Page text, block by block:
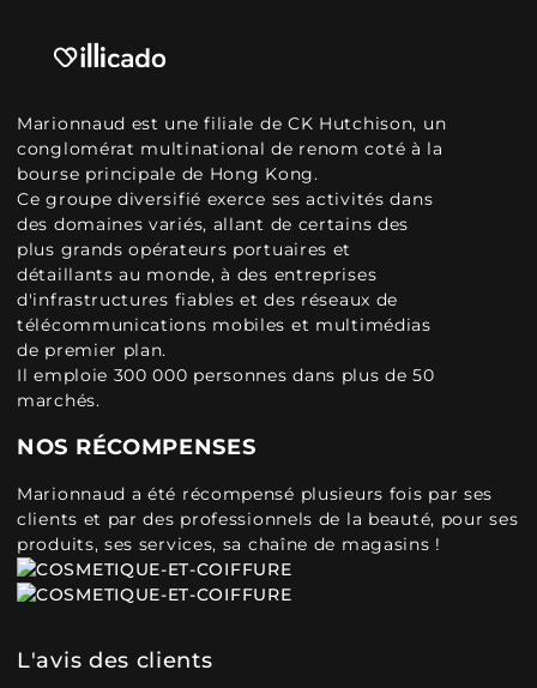
Marionnaud est une filiale de CK Hutchison, un
conglomérat multinational de renom coté à la
bourse principale de Hong Kong.
Ce groupe diversifié exerce ses activités dans
des domaines variés, allant de certains des
plus grands opérateurs portuaires et
détaillants au monde, à des entreprises
d'infrastructures fiables et des réseaux de
télécommunications mobiles et multimédias
de premier plan.
Il emploie 300 000 personnes dans plus de 50
marchés.
NOS RÉCOMPENSES
Marionnaud a été récompensé plusieurs fois par ses
clients et par des professionnels de la beauté, pour ses
produits, ses services, sa chaîne de magasins !
L'avis des clients